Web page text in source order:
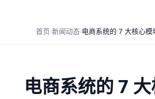
首页›新闻动态›电商系统的 7 大核心模
电商系统的 7